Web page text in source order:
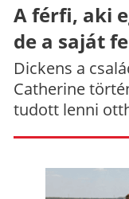
A férfi, aki
de a saját
Dickens a
Catherine
tudott lenni